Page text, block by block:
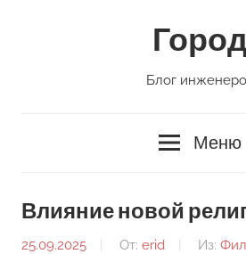
Блог
Меню
Влияние новой
25.09.2025 От: erid Из: